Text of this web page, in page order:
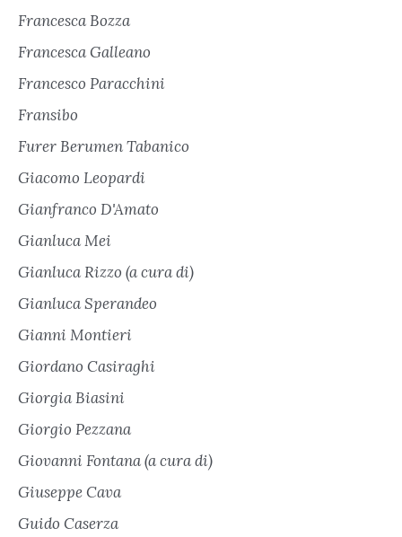
Francesca Bozza
Francesca Galleano
Francesco Paracchini
Fransibo
Furer Berumen Tabanico
Giacomo Leopardi
Gianfranco D'Amato
Gianluca Mei
Gianluca Rizzo (a cura di)
Gianluca Sperandeo
Gianni Montieri
Giordano Casiraghi
Giorgia Biasini
Giorgio Pezzana
Giovanni Fontana (a cura di)
Giuseppe Cava
Guido Caserza